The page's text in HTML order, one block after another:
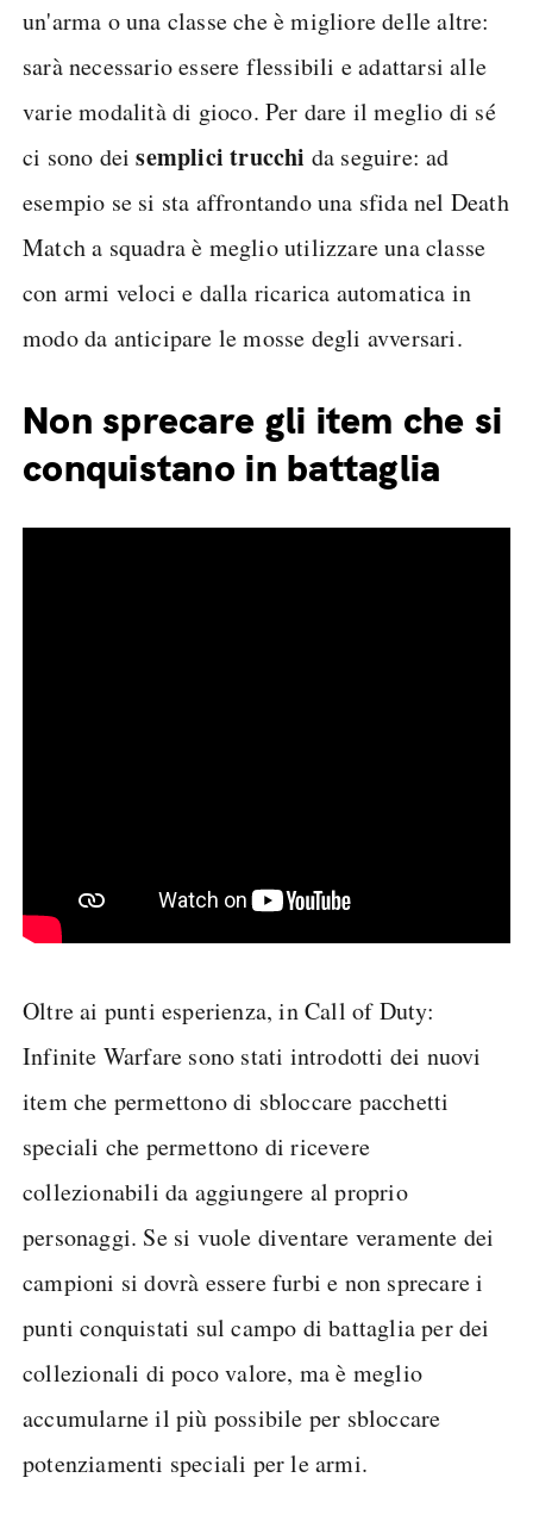
un'arma o una classe che è migliore delle altre:
sarà necessario essere flessibili e adattarsi alle
varie modalità di gioco. Per dare il meglio di sé
ci sono deisemplici trucchi da seguire: ad
esempio se si sta affrontando una sfida nel Death
Match a squadra è meglio utilizzare una classe
con armi veloci e dalla ricarica automatica in
modo da anticipare le mosse degli avversari.
Non sprecare gli item che si
conquistano in battaglia
Oltre ai punti esperienza, in Call of Duty:
Infinite Warfare sono stati introdotti dei nuovi
item che permettono di sbloccare pacchetti
speciali che permettono di ricevere
collezionabili da aggiungere al proprio
personaggi. Se si vuole diventare veramente dei
campioni si dovrà essere furbi e non sprecare i
punti conquistati sul campo di battaglia per dei
collezionali di poco valore, ma è meglio
accumularne il più possibile per sbloccare
potenziamenti speciali per le armi.